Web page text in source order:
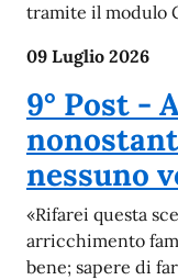
tramite il modulo
09 Luglio 2026
9° Post -
nessuno
«Rifarei questa
arricchimento
bene; sapere di